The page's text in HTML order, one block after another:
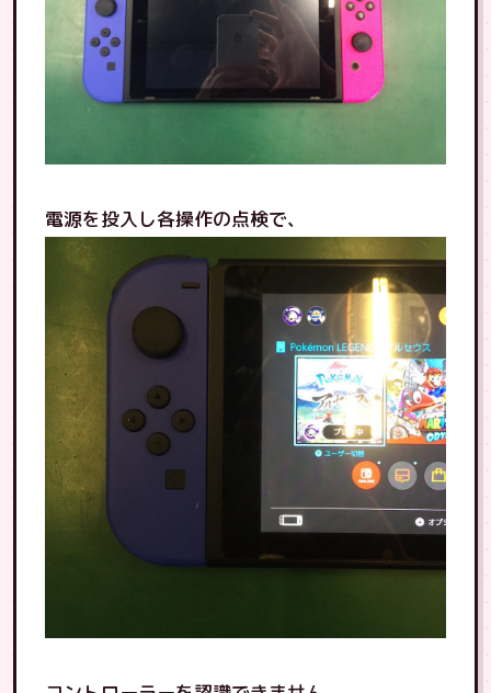
電源を投入し各操作の点検で、